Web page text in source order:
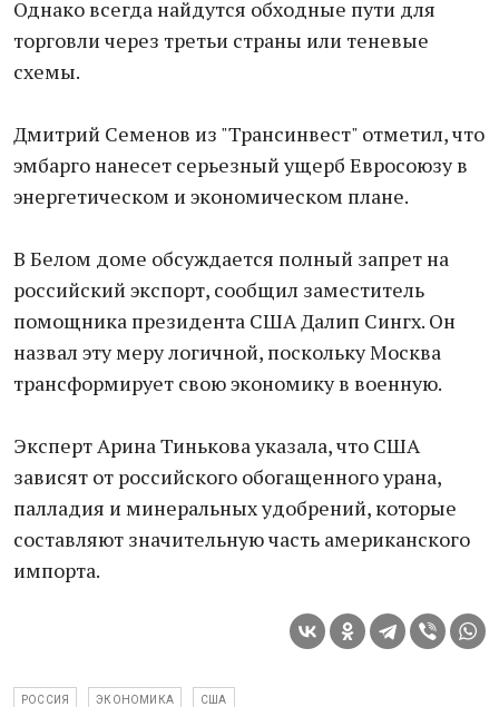
Однако всегда найдутся обходные пути для
торговли через третьи страны или теневые
схемы.
Дмитрий Семенов из "Трансинвест" отметил, что
эмбарго нанесет серьезный ущерб Евросоюзу в
энергетическом и экономическом плане.
В Белом доме обсуждается полный запрет на
российский экспорт, сообщил заместитель
помощника президента США Далип Сингх. Он
назвал эту меру логичной, поскольку Москва
трансформирует свою экономику в военную.
Эксперт Арина Тинькова указала, что США
зависят от российского обогащенного урана,
палладия и минеральных удобрений, которые
составляют значительную часть американского
импорта.
РОССИЯ ЭКОНОМИКА США